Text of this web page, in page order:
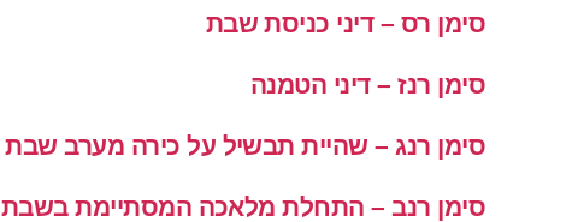
סימן רס – דיני כניסת שבת
סימן רנז – דיני הטמנה
סימן רנג – שהיית תבשיל על כירה מערב שבת
סימן רנב – התחלת מלאכה המסתיימת בשבת